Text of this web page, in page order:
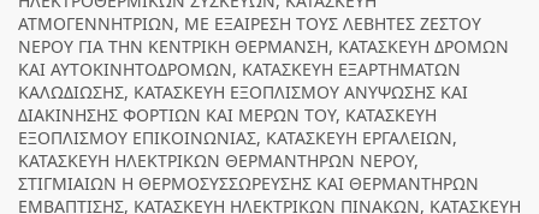
ΑΤΜΟΓΕΝΝΗΤΡΙΩΝ, ΜΕ ΕΞΑΙΡΕΣΗ ΤΟΥΣ ΛΕΒΗΤΕΣ ΖΕΣΤΟΥ
ΝΕΡΟΥ ΓΙΑ ΤΗΝ ΚΕΝΤΡΙΚΗ ΘΕΡΜΑΝΣΗ, ΚΑΤΑΣΚΕΥΗ ΔΡΟΜΩΝ
ΚΑΙ ΑΥΤΟΚΙΝΗΤΟΔΡΟΜΩΝ, ΚΑΤΑΣΚΕΥΗ ΕΞΑΡΤΗΜΑΤΩΝ
ΚΑΛΩΔΙΩΣΗΣ, ΚΑΤΑΣΚΕΥΗ ΕΞΟΠΛΙΣΜΟΥ ΑΝΥΨΩΣΗΣ ΚΑΙ
ΔΙΑΚΙΝΗΣΗΣ ΦΟΡΤΙΩΝ ΚΑΙ ΜΕΡΩΝ ΤΟΥ, ΚΑΤΑΣΚΕΥΗ
ΕΞΟΠΛΙΣΜΟΥ ΕΠΙΚΟΙΝΩΝΙΑΣ, ΚΑΤΑΣΚΕΥΗ ΕΡΓΑΛΕΙΩΝ,
ΚΑΤΑΣΚΕΥΗ ΗΛΕΚΤΡΙΚΩΝ ΘΕΡΜΑΝΤΗΡΩΝ ΝΕΡΟΥ,
ΣΤΙΓΜΙΑΙΩΝ Η ΘΕΡΜΟΣΥΣΣΩΡΕΥΣΗΣ ΚΑΙ ΘΕΡΜΑΝΤΗΡΩΝ
ΕΜΒΑΠΤΙΣΗΣ, ΚΑΤΑΣΚΕΥΗ ΗΛΕΚΤΡΙΚΩΝ ΠΙΝΑΚΩΝ, ΚΑΤΑΣΚΕΥΗ